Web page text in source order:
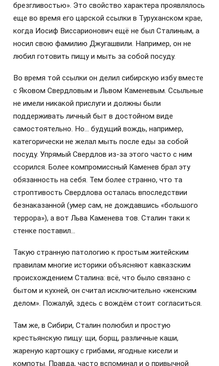
брезгливостью». Это свойство характера проявлялось
еще во время его царской ссылки в Туруханском крае,
когда Иосиф Виссарионович ещё не был Сталиным, а
носил свою фамилию Джугашвили. Например, он не
любил готовить пищу и мыть за собой посуду.
Во время той ссылки он делил сибирскую избу вместе
с Яковом Свердловым и Львом Каменевым. Ссыльные
не имели никакой прислуги и должны были
поддерживать личный быт в достойном виде
самостоятельно. Но… будущий вождь, например,
категорически не желал мыть после еды за собой
посуду. Упрямый Свердлов из-за этого часто с ним
ссорился. Более компромиссный Каменев брал эту
обязанность на себя. Тем более странно, что та
строптивость Свердлова осталась впоследствии
безнаказанной (умер сам, не дождавшись «большого
террора»), а вот Льва Каменева тов. Сталин таки к
стенке поставил…
Такую странную патологию к простым житейским
правилам многие историки объясняют кавказским
происхождением Сталина: всё, что было связано с
бытом и кухней, он считал исключительно «женским
делом». Пожалуй, здесь с вождём стоит согласиться.
Там же, в Сибири, Сталин полюбил и простую
крестьянскую пищу: щи, борщ, различные каши,
жареную картошку с грибами, ягодные кисели и
компоты. Правда, часто вспоминал и о привычной